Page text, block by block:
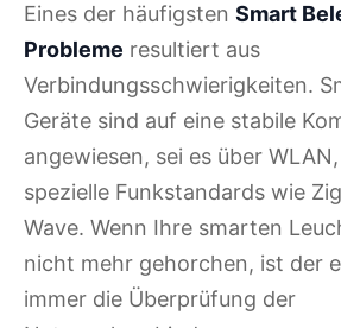
Eines der häufigsten Smart
Probleme resultiert aus
Verbindungsschwierigkeiten.
Geräte sind auf eine stabile
angewiesen, sei es über
spezielle Funkstandards wie
Wave. Wenn Ihre smarten
nicht mehr gehorchen, ist der
immer die Überprüfung der